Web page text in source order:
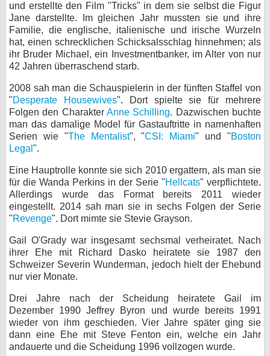
und erstellte den Film "Tricks" in dem sie selbst die Figur
Jane darstellte. Im gleichen Jahr mussten sie und ihre
Familie, die englische, italienische und irische Wurzeln
hat, einen schrecklichen Schicksalsschlag hinnehmen; als
ihr Bruder Michael, ein Investmentbanker, im Alter von nur
42 Jahren überraschend starb.
2008 sah man die Schauspielerin in der fünften Staffel von
"Desperate Housewives". Dort spielte sie für mehrere
Folgen den Charakter Anne Schilling. Dazwischen buchte
man das damalige Model für Gastauftritte in namenhaften
Serien wie "The Mentalist", "CSI: Miami" und "Boston
Legal ".
Eine Hauptrolle konnte sie sich 2010 ergattern, als man sie
für die Wanda Perkins in der Serie "Hellcats" verpflichtete.
Allerdings wurde das Format bereits 2011 wieder
eingestellt. 2014 sah man sie in sechs Folgen der Serie
"Revenge". Dort mimte sie Stevie Grayson.
Gail O'Grady war insgesamt sechsmal verheiratet. Nach
ihrer Ehe mit Richard Dasko heiratete sie 1987 den
Schweizer Severin Wunderman, jedoch hielt der Ehebund
nur vier Monate.
Drei Jahre nach der Scheidung heiratete Gail im
Dezember 1990 Jeffrey Byron und wurde bereits 1991
wieder von ihm geschieden. Vier Jahre später ging sie
dann eine Ehe mit Steve Fenton ein, welche ein Jahr
andauerte und die Scheidung 1996 vollzogen wurde.